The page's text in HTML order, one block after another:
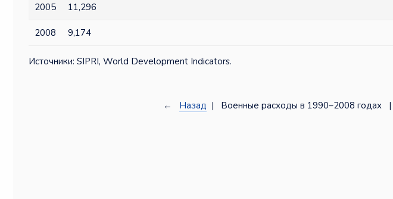
2005 11,296
2008 9,174
Источники: SIPRI, World Development Indicators.
← Назад | Военные расходы в 1990–2008 годах |